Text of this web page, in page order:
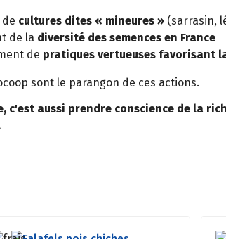
cultures dites « mineures »(sarrasin,
de la diversité des semences en France
de pratiques vertueuses favorisant
sont le parangon de ces actions.
c'est aussi prendre conscience de la